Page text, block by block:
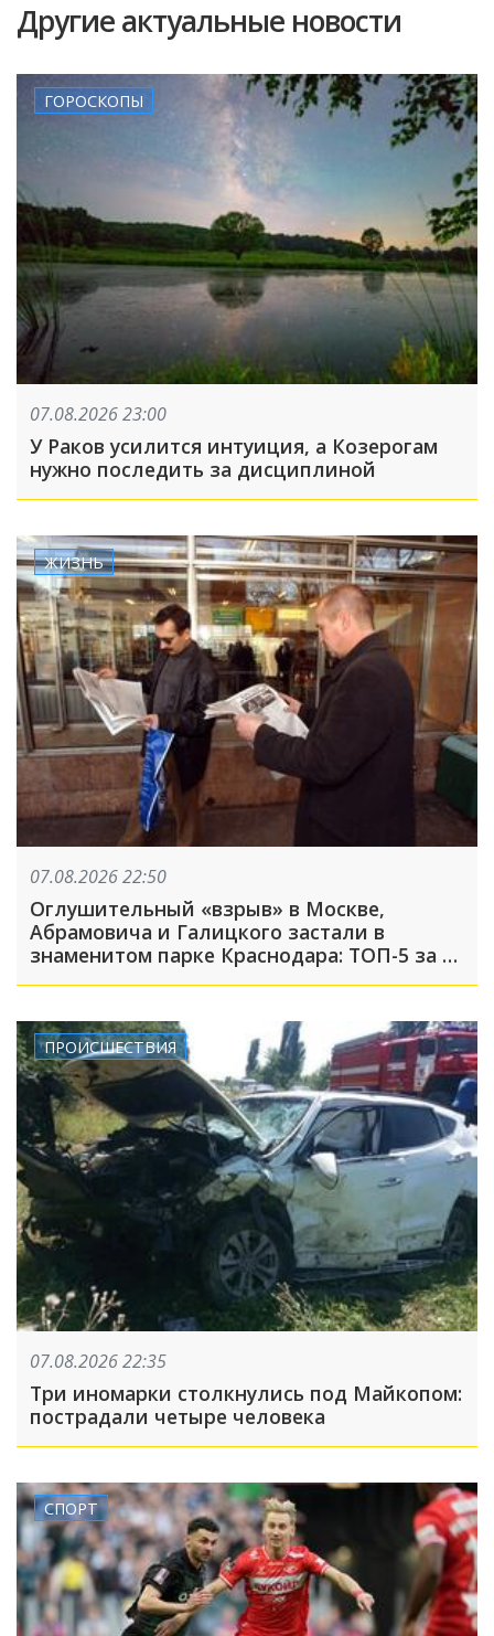
Другие актуальные новости
ГОРОСКОПЫ
07.08.2026 23:00
У Раков усилится интуиция, а Козерогам
нужно последить за дисциплиной
ЖИЗНЬ
07.08.2026 22:50
Оглушительный «взрыв» в Москве,
Абрамовича и Галицкого застали в
знаменитом парке Краснодара: ТОП-5 за 7
ПРОИСШЕСТВИЯ
07.08.2026 22:35
Три иномарки столкнулись под Майкопом:
пострадали четыре человека
СПОРТ